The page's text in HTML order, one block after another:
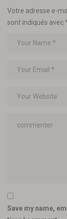
Votre adresse e-
sont indiqués avec
Save my name,